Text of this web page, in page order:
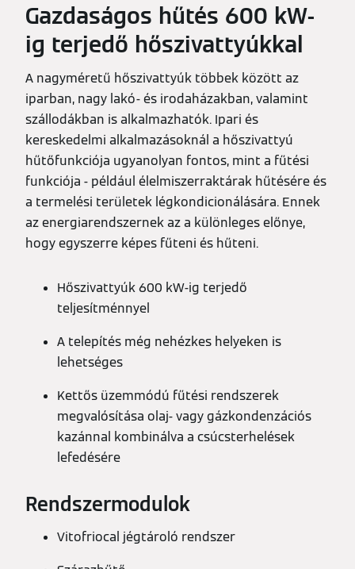
Gazdaságos hűtés 600 kW-
ig terjedő hőszivattyúkkal
A nagyméretű hőszivattyúk többek között az
iparban, nagy lakó- és irodaházakban, valamint
szállodákban is alkalmazhatók. Ipari és
kereskedelmi alkalmazásoknál a hőszivattyú
hűtőfunkciója ugyanolyan fontos, mint a fűtési
funkciója - például élelmiszerraktárak hűtésére és
a termelési területek légkondicionálására. Ennek
az energiarendszernek az a különleges előnye,
hogy egyszerre képes fűteni és hűteni.
Hőszivattyúk 600 kW-ig terjedő
teljesítménnyel
A telepítés még nehézkes helyeken is
lehetséges
Kettős üzemmódú fűtési rendszerek
megvalósítása olaj- vagy gázkondenzációs
kazánnal kombinálva a csúcsterhelések
lefedésére
Rendszermodulok
Vitofriocal jégtároló rendszer